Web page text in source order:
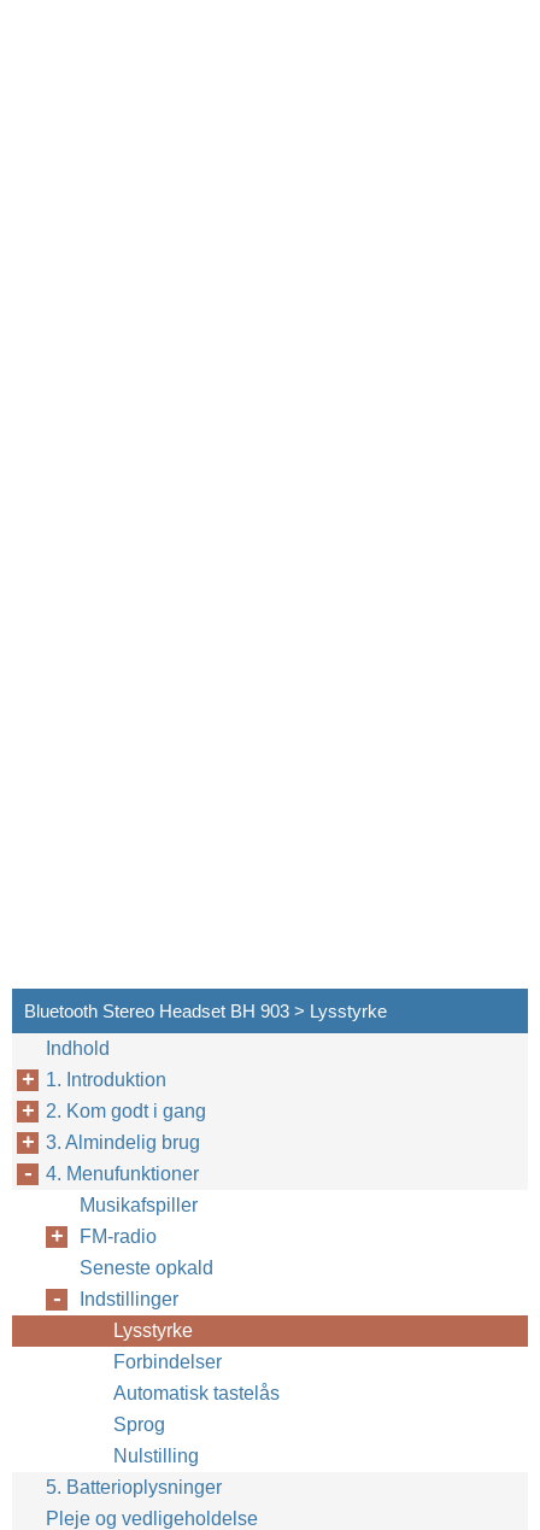
Bluetooth Stereo Headset BH 903 > Lysstyrke
Indhold
1. Introduktion
2. Kom godt i gang
3. Almindelig brug
4. Menufunktioner
Musikafspiller
FM-radio
Seneste opkald
Indstillinger
Lysstyrke
Forbindelser
Automatisk tastelås
Sprog
Nulstilling
5. Batterioplysninger
Pleje og vedligeholdelse